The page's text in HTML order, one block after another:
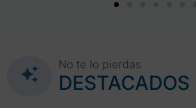
No te lo pierdas
DESTACADOS